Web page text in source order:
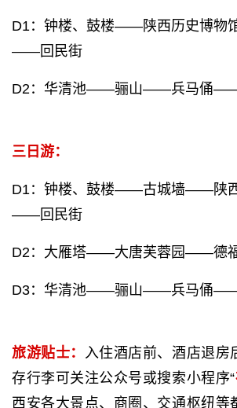
D1：钟楼、鼓楼——陕西历史博
——回民街
D2：华清池——骊山——兵马俑
三日游：
D1：钟楼、鼓楼——古城墙——陕
——回民街
D2：大雁塔——大唐芙蓉园——德
D3：华清池——骊山——兵马俑
旅游贴士：
入住酒店前、酒店退房
存行李可关注公众号或搜索小程序“
西安各大景点、商圈、交通枢纽等